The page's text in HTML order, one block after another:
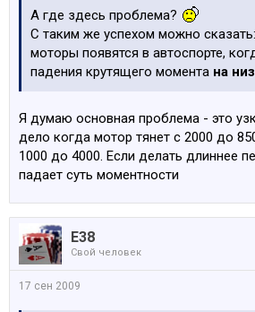
А где здесь проблема?
С таким же успехом можно
моторы появятся в автоспорте,
падения крутящего момента на
Я думаю основная проблема - это
дело когда мотор тянет с 2000 до
1000 до 4000. Если делать длиннее
падает суть моментности
E38
Свой человек
17 сен 2009